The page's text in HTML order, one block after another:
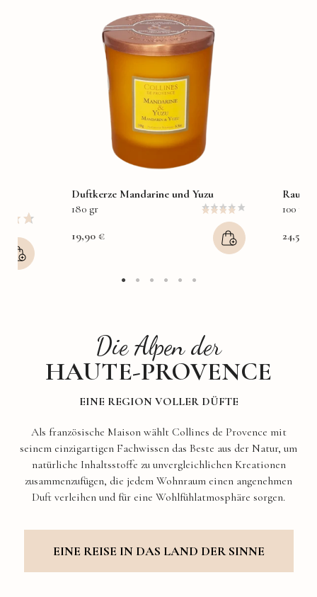
Duftkerze Mandarine und Yuzu
180 gr
19,90 €
100 ml
24,50 €
Die Alpen der
HAUTE-PROVENCE
EINE REGION VOLLER DÜFTE
Als französische Maison wählt Collines de Provence mit
seinem einzigartigen Fachwissen das Beste aus der Natur, um
natürliche Inhaltsstoffe zu unvergleichlichen Kreationen
zusammenzufügen, die jedem Wohnraum einen angenehmen
Duft verleihen und für eine Wohlfühlatmosphäre sorgen.
EINE REISE IN DAS LAND DER SINNE